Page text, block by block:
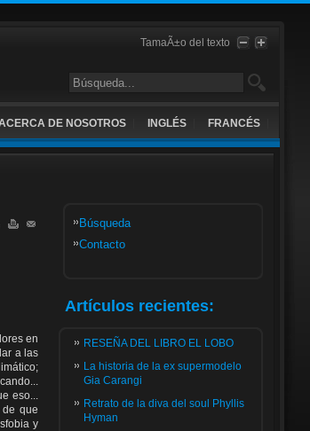
TamaÃ±o del texto
DE NOSOTROS INGLÉS FRANCÉS
Búsqueda
Contacto
Artículos recientes:
RESEÑA DEL LIBRO EL LOBO
La historia de la ex supermodelo
Gia Carangi
Retrato de la diva del soul Phyllis
Hyman
en
a las
eso...
que
y